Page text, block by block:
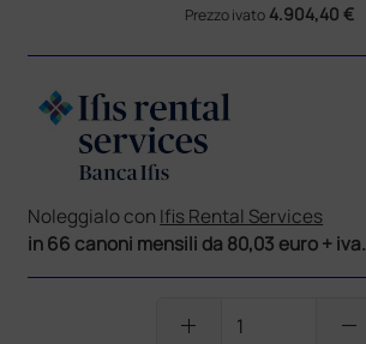
Prezzo ivato 4.904,40 €
Noleggialo con Ifis Rental Services
in 66 canoni mensili da 80,03 euro + iva.
add remove